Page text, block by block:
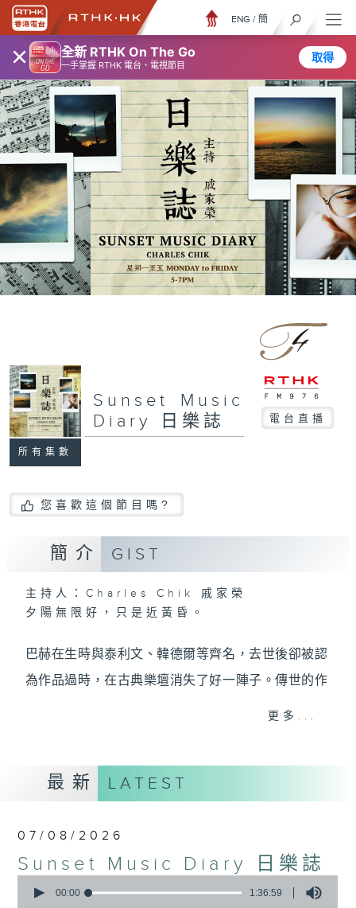
× 全新 RTHK On The Go
一手掌握 RTHK 電台、電視節目
取得
ENG / 簡
所有集數
Sunset Music
Diary 日樂誌
電台直播
您喜歡這個節目嗎?
簡介 GIST
主持人：Charles Chik 戚家榮
夕陽無限好，只是近黃昏。
巴赫在生時與泰利文、韓德爾等齊名，去世後卻被認
為作品過時，在古典樂壇消失了好一陣子。傳世的作
品再經典，終究會有被遺忘的一天。眼前的景致再美
爾遜籌備並指揮演出《聖馬太受難曲》，成功令巴赫
曲家之一。要令這個帶有歷史性的藝術形式流傳，就
必定要讓你我記得當中的美好。「日樂誌」逢星期一
至五，在五時至七時的日落時分，以日記形式與你追
更多...
最新 LATEST
07/08/2026
Sunset Music Diary 日樂誌
seconds
00:00 1:36:59